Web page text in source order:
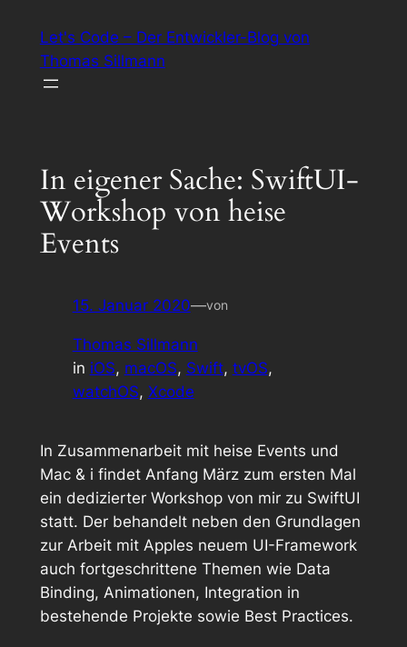
Inhalt
springen
Let's Code – Der Entwickler-Blog von
Thomas Sillmann
In eigener Sache: SwiftUI-
Workshop von heise
Events
15. Januar 2020—von
Thomas Sillmann
in iOS, macOS, Swift, tvOS
watchOS, Xcode
In Zusammenarbeit mit heise Events und
Mac & i findet Anfang März zum ersten Mal
ein dedizierter Workshop von mir zu SwiftUI
statt. Der behandelt neben den Grundlagen
zur Arbeit mit Apples neuem UI-Framework
auch fortgeschrittene Themen wie Data
Binding, Animationen, Integration in
bestehende Projekte sowie Best Practices.